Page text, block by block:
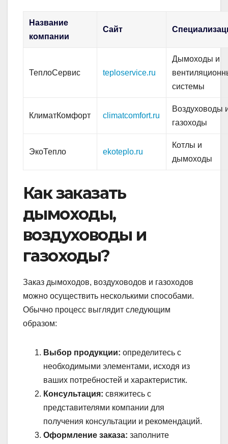
Название
компании
Сайт
ТеплоСервис teploservice.ru
Дымоходы и
системы
КлиматКомфорт climatcomfort.ru
Воздуховоды
газоходы
ЭкоТепло ekoteplo.ru
Котлы и
дымоходы
Как заказать
дымоходы,
воздуховоды и
газоходы?
Заказ дымоходов, воздуховодов и газоходов
можно осуществить несколькими способами.
Обычно процесс выглядит следующим
образом:
Выбор продукции: определитесь с
необходимыми элементами, исходя из
ваших потребностей и характеристик.
Консультация: свяжитесь с
представителями компании для
получения консультации и рекомендаций.
Оформление заказа: заполните